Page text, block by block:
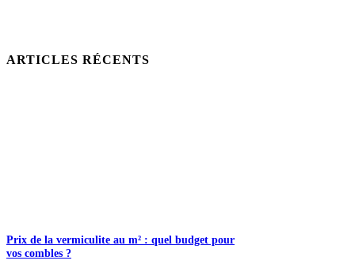
ARTICLES RÉCENTS
Prix de la vermiculite au m² : quel budget pour
vos combles ?